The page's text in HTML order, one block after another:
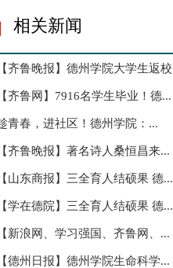
相关新闻
【齐鲁晚报】德州学院大学生返校​
【齐鲁网】7916名学生毕业！德...
青春，进社区！德州学院：...
【齐鲁晚报】著名诗人桑恒昌来...
【山东商报】三全育人结硕果 德...
【学在德院】三全育人结硕果 德...
【新浪网、学习强国、齐鲁网、...
【德州日报】德州学院生命科学...